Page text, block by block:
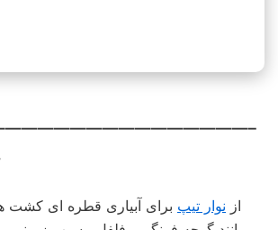
از نوار تیپ برای آبیاری قطره ای کشت